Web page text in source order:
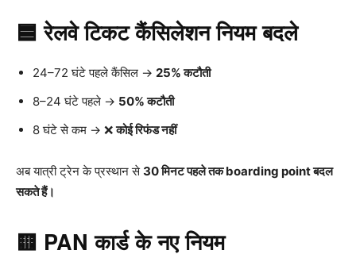
🟦 रेलवे टिकट कैंसिलेशन नियम बदले
24–72 घंटे पहले कैंसिल → 25% कटौती
8–24 घंटे पहले → 50% कटौती
8 घंटे से कम → ❌कोई रिफंड नहीं
अब यात्री ट्रेन के प्रस्थान से 30 मिनट पहले तक boarding point बदल
सकते हैं।
🟨 PAN कार्ड के नए नियम